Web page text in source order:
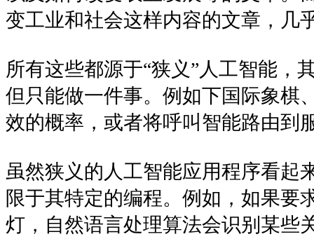
变工业和社会这样内容的文章，几
所有这些都源于“狭义”人工智能，
但只能做一件事。例如下国际象棋
效的概率，或者将呼叫智能路由到
虽然狭义的人工智能应用程序看起
限于其特定的编程。例如，如果要
灯，自然语言处理算法会识别某些